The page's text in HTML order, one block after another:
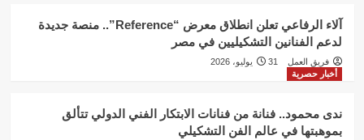
آلاء الرفاعي تعلن انطلاق معرض “Reference”.. منصة جديدة
لدعم الفنانين التشكيليين في مصر
فريق العمل
31 يوليو، 2026
أخبار حصرية
ندى محمود.. فنانة من فنانات الابتكار الفني الدولي تتألق
بموهبتها في عالم الفن التشكيلي